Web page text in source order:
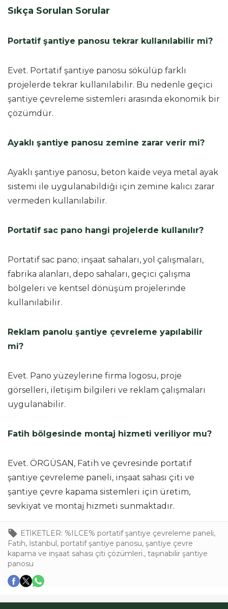
Sıkça Sorulan Sorular
Portatif şantiye panosu tekrar kullanılabilir mi?
Evet. Portatif şantiye panosu sökülüp farklı
projelerde tekrar kullanılabilir. Bu nedenle geçici
şantiye çevreleme sistemleri arasında ekonomik bir
çözümdür.
Ayaklı şantiye panosu zemine zarar verir mi?
Ayaklı şantiye panosu, beton kaide veya metal ayak
sistemi ile uygulanabildiği için zemine kalıcı zarar
vermeden kullanılabilir.
Portatif sac pano hangi projelerde kullanılır?
Portatif sac pano; inşaat sahaları, yol çalışmaları,
fabrika alanları, depo sahaları, geçici çalışma
bölgeleri ve kentsel dönüşüm projelerinde
kullanılabilir.
Reklam panolu şantiye çevreleme yapılabilir
mi?
Evet. Pano yüzeylerine firma logosu, proje
görselleri, iletişim bilgileri ve reklam çalışmaları
uygulanabilir.
Fatih bölgesinde montaj hizmeti veriliyor mu?
Evet. ÖRGÜSAN, Fatih ve çevresinde portatif
şantiye çevreleme paneli, inşaat sahası çiti ve
şantiye çevre kapama sistemleri için üretim,
sevkiyat ve montaj hizmeti sunmaktadır.
ETİKETLER: %ILCE% portatif şantiye çevreleme paneli,
Fatih, İstanbul, portatif şantiye panosu, şantiye çevre
kapama ve inşaat sahası çiti çözümleri., taşınabilir şantiye
panosu